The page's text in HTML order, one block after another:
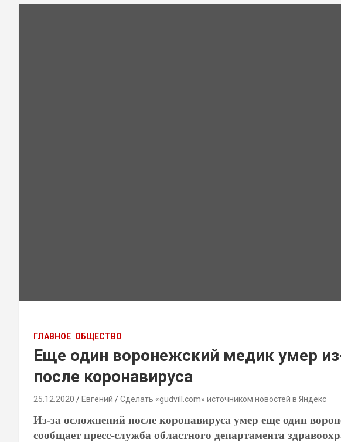
ГЛАВНОЕ ОБЩЕСТВО
Еще один воронежский медик умер
после коронавируса
25.12.2020 Евгений Сделать «gudvill.com» источником новостей в Яндекс
Из-за осложнений после коронавируса умер еще один
сообщает пресс-служба областного департамента